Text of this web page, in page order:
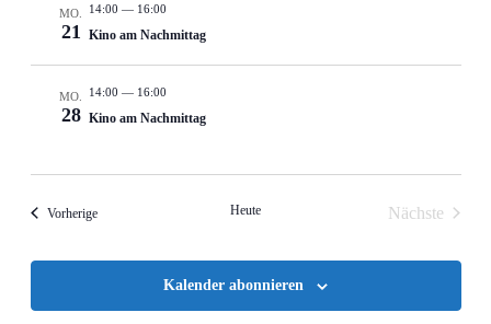
MO.
21
14:00 — 16:00
Kino am Nachmittag
MO.
28
14:00 — 16:00
Kino am Nachmittag
VorherigeVer­anstal­tun­gen Heute
Nächste
Kalender abonnieren